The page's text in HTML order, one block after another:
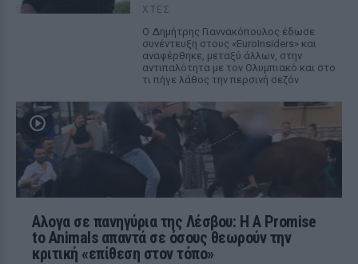
ΧΤΕΣ
Ο Δημήτρης Γιαννακόπουλος έδωσε
συνέντευξη στους «EuroInsiders» και
αναφέρθηκε, μεταξύ άλλων, στην
αντιπαλότητα με τον Ολυμπιακό και στο
τι πήγε λάθος την περσινή σεζόν
Αλογα σε πανηγύρια της Λέσβου: Η A Promise
to Animals απαντά σε όσους θεωρούν την
κριτική «επίθεση στον τόπο»